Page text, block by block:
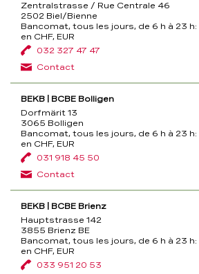
Zentralstrasse / Rue Centrale 46
2502 Biel/Bienne
Bancomat, tous les jours, de 6 h à 23 h:
en CHF, EUR
032 327 47 47
Contact
BEKB | BCBE Bolligen
Dorfmärit 13
3065 Bolligen
Bancomat, tous les jours, de 6 h à 23 h:
en CHF, EUR
031 918 45 50
Contact
BEKB | BCBE Brienz
Hauptstrasse 142
3855 Brienz BE
Bancomat, tous les jours, de 6 h à 23 h:
en CHF, EUR
033 951 20 53